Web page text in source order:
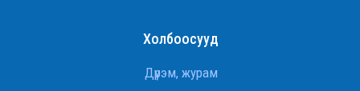
Л.Эрдэнэчулуун сайд
Холбоосууд
Дүрэм, журам